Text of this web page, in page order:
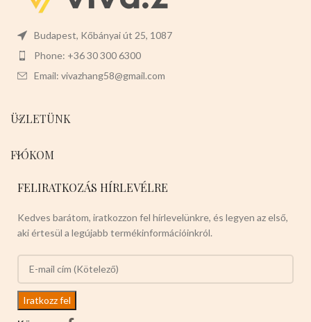
moshatóak.Mérete:22cm
hosszú
Budapest, Kőbányai út 25, 1087
Phone: +36 30 300 6300
Email: vivazhang58@gmail.com
ÜZLETÜNK
FIÓKOM
FELIRATKOZÁS HÍRLEVÉLRE
Kedves barátom, iratkozzon fel hírlevelünkre, és legyen az első,
aki értesül a legújabb termékinformációinkról.